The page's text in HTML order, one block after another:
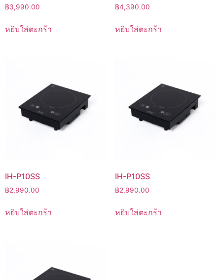
฿3,990.00
หยิบใส่ตะกร้า
฿4,390.00
หยิบใส่ตะกร้า
IH-P10SS
฿2,990.00
หยิบใส่ตะกร้า
IH-P10SS
฿2,990.00
หยิบใส่ตะกร้า